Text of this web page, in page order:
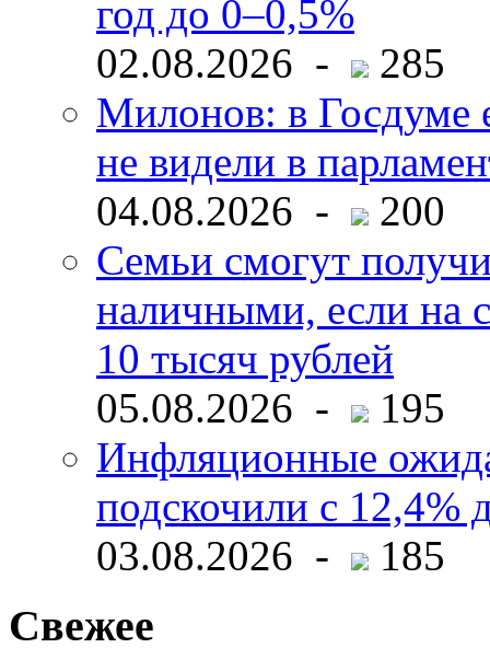
год до 0–0,5%
02.08.2026 -
285
Милонов: в Госдуме
не видели в
04.08.2026 -
200
Семьи смогут
наличными, если на
10 тысяч рублей
05.08.2026 -
195
Инфляционные
подскочили с 12,4%
03.08.2026 -
185
Свежее